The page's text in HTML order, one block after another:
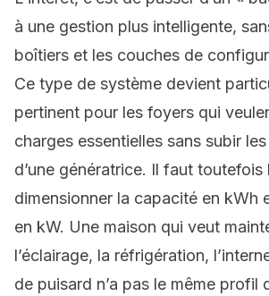
à une gestion plus intelligente,
boîtiers et les couches de
Ce type de système devient
pertinent pour les foyers qui
charges essentielles sans subir
d’une génératrice. Il faut toutefois
dimensionner la capacité en kWh
en kW. Une maison qui veut
l’éclairage, la réfrigération,
de puisard n’a pas le même profil